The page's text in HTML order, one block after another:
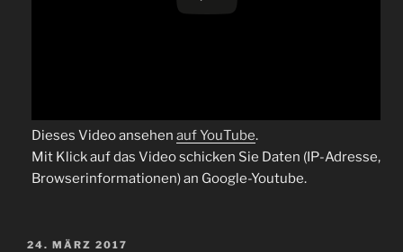
Dieses Video ansehen auf YouTube.
Mit Klick auf das Video schicken Sie Daten (IP-Adresse,
Browserinformationen) an Google-Youtube.
VERÖFFENTLICHT
24. MÄRZ 2017